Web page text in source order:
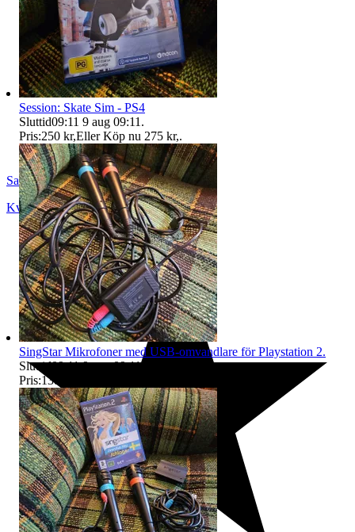
SandsOfTime
Kvänum,Sverige
Session: Skate Sim - PS4
Sluttid09:11 9 aug 09:11 .
Pris:250 kr,Eller Köp nu 275 kr,.
SingStar Mikrofoner med USB-omvandlare för Playstation 2.
Sluttid09:11 9 aug 09:11.
Pris:138 kr